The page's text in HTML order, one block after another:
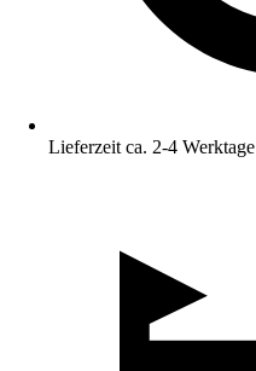
Lieferzeit ca. 2-4 Werktage